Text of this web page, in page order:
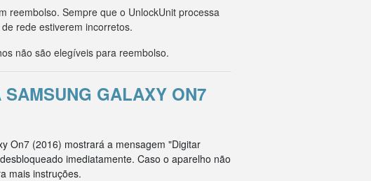
reembolso. Sempre que o UnlockUnit processa
rede estiverem incorretos.
não são elegíveis para reembolso.
GALAXY ON7
On7 (2016) mostrará a mensagem "Digitar
imediatamente. Caso o aparelho não
mais instruções.